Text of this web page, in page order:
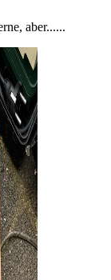
aber......